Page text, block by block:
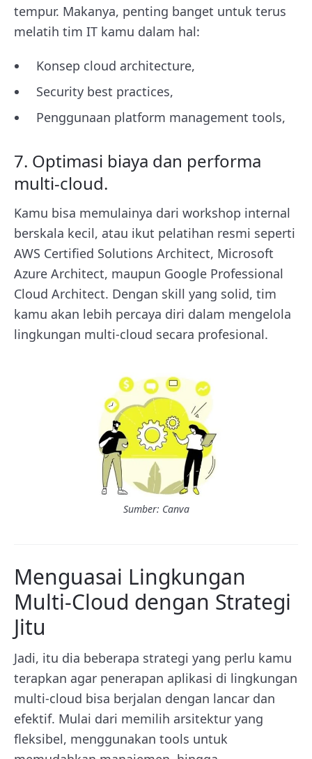
tempur. Makanya, penting banget untuk terus
melatih tim IT kamu dalam hal:
Konsep cloud architecture,
Security best practices,
Penggunaan platform management tools,
7. Optimasi biaya dan performa
multi-cloud.
Kamu bisa memulainya dari workshop internal
berskala kecil, atau ikut pelatihan resmi seperti
AWS Certified Solutions Architect, Microsoft
Azure Architect, maupun Google Professional
Cloud Architect. Dengan skill yang solid, tim
kamu akan lebih percaya diri dalam mengelola
lingkungan multi-cloud secara profesional.
Sumber: Canva
Menguasai Lingkungan
Multi-Cloud dengan Strategi
Jitu
Jadi, itu dia beberapa strategi yang perlu kamu
terapkan agar penerapan aplikasi di lingkungan
multi-cloud bisa berjalan dengan lancar dan
efektif. Mulai dari memilih arsitektur yang
fleksibel, menggunakan tools untuk